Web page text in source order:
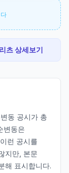
츠상세보기
동 공시가 총
변동은
런 공시를
지만, 본문
해 표시합니다.